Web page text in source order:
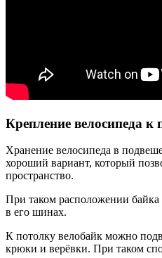
Крепление велосипеда к
Хранение велосипеда в
хороший вариант, который
пространство.
При таком расположении
в его шинах.
К потолку велобайк можно
крюки и верёвки. При таком